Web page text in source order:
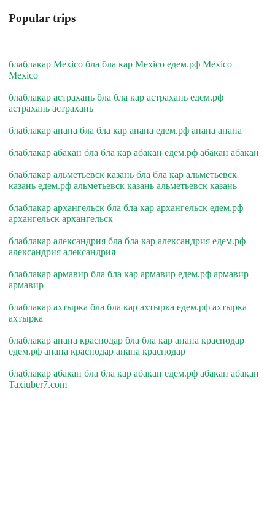
Popular trips
блаблакар Mexico бла бла кар Mexico едем.рф Mexico
Mexico
блаблакар астрахань бла бла кар астрахань едем.рф
астрахань астрахань
блаблакар анапа бла бла кар анапа едем.рф анапа анапа
блаблакар абакан бла бла кар абакан едем.рф абакан абакан
блаблакар альметьевск казань бла бла кар альметьевск
казань едем.рф альметьевск казань альметьевск казань
блаблакар архангельск бла бла кар архангельск едем.рф
архангельск архангельск
блаблакар александрия бла бла кар александрия едем.рф
александрия александрия
блаблакар армавир бла бла кар армавир едем.рф армавир
армавир
блаблакар ахтырка бла бла кар ахтырка едем.рф ахтырка
ахтырка
блаблакар анапа краснодар бла бла кар анапа краснодар
едем.рф анапа краснодар анапа краснодар
блаблакар абакан бла бла кар абакан едем.рф абакан абакан
Taxiuber7.com